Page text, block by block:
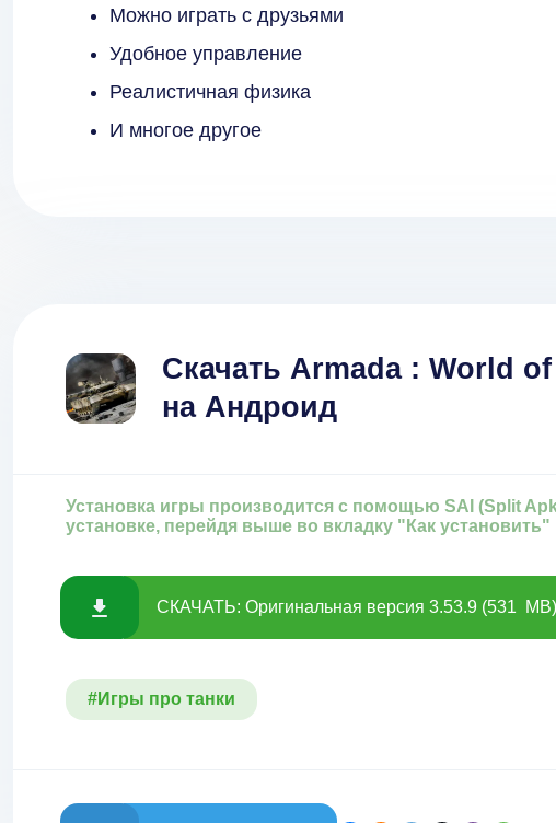
Можно играть с друзьями
Удобное управление
Реалистичная физика
И многое другое
Скачать Armada : World
на Андроид
Установка игры производится с помощью SAI (Split
установке, перейдя выше во вкладку "Как установить"
СКАЧАТЬ: Оригинальная версия 3.53.9 (531 MB)
#Игры про танки